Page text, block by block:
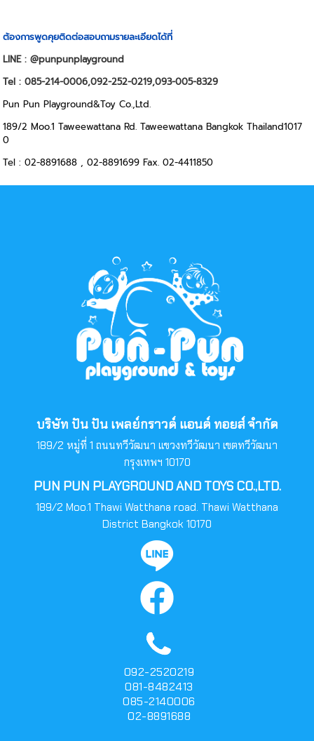
ต้องการพูดคุยติดต่อสอบถามรายละเอียดได้ที่
LINE : @punpunplayground
Tel : 085-214-0006,092-252-0219,093-005-8329
Pun Pun Playground&Toy Co.,Ltd.
189/2 Moo.1 Taweewattana Rd. Taweewattana Bangkok Thailand1017
0
Tel : 02-8891688 , 02-8891699 Fax. 02-4411850
บริษัท ปัน ปัน เพลย์กราวด์ แอนด์ ทอยส์ จำกัด
189/2 หมู่ที่ 1 ถนนทวีวัฒนา แขวงทวีวัฒนา เขตทวีวัฒนา
กรุงเทพฯ 10170
PUN PUN PLAYGROUND AND TOYS CO.,LTD.
189/2 Moo.1 Thawi Watthana road. Thawi Watthana
District Bangkok 10170
092-2520219
081-8482413
085-2140006
02-8891688